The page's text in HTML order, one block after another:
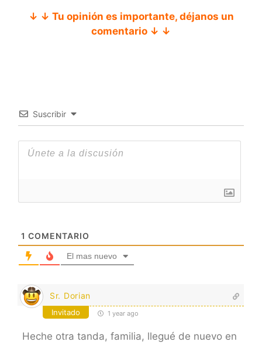
↓ ↓ Tu opinión es importante, déjanos un
comentario ↓ ↓
Suscribir
1 COMENTARIO
El mas nuevo
Sr. Dorian
Invitado 1 year ago
Heche otra tanda, familia, llegué de nuevo en